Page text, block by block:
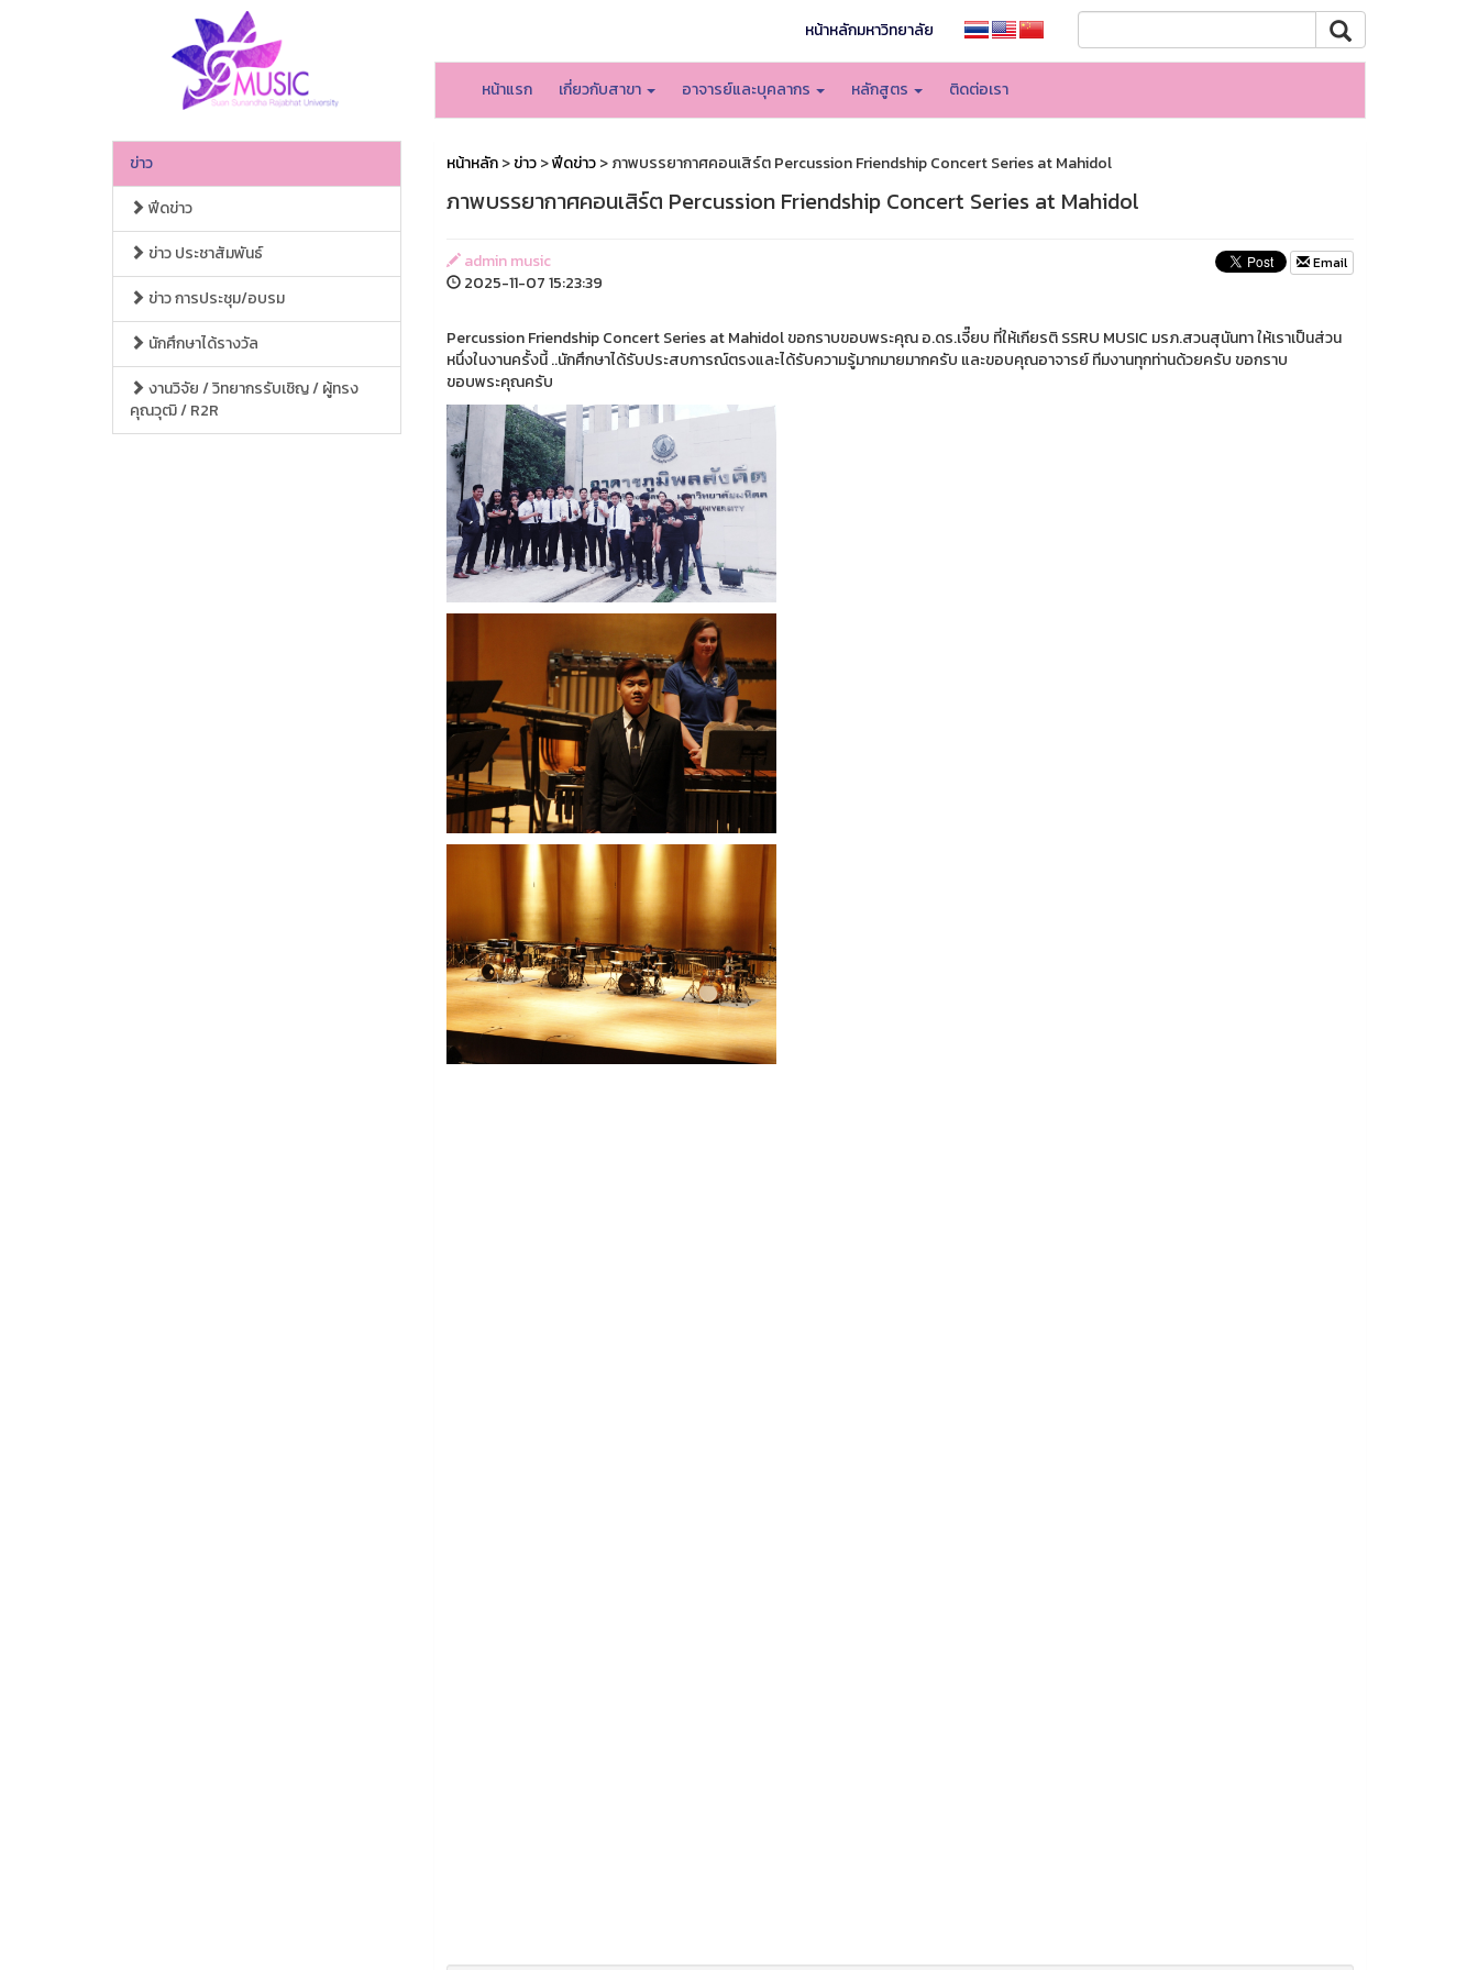
หน้าหลักมหาวิทยาลัย
หน้าแรก เกี่ยวกับสาขา อาจารย์และบุคลากร หลักสูตร ติดต่อเรา
ข่าว
ฟีดข่าว
ข่าว ประชาสัมพันธ์
ข่าว การประชุม/อบรม
นักศึกษาได้รางวัล
งานวิจัย / วิทยากรรับเชิญ / ผู้ทรง
คุณวุฒิ / R2R
หน้าหลัก>ข่าว>ฟีดข่าว> ภาพบรรยากาศคอนเสิร์ต Percussion Friendship Concert Series at Mahidol
ภาพบรรยากาศคอนเสิร์ต Percussion Friendship Concert Series at Mahidol
admin music
2025-11-07 15:23:39
Email
Percussion Friendship Concert Series at Mahidol ขอกราบขอบพระคุณ อ.ดร.เจี๊ยบ ที่ให้เกียรติ SSRU MUSIC มรภ.สวนสุนันทา ให้เราเป็นส่วน
หนึ่งในงานครั้งนี้ ..นักศึกษาได้รับประสบการณ์ตรงและได้รับความรู้มากมายมากครับ และขอบคุณอาจารย์ ทีมงานทุกท่านด้วยครับ ขอกราบ
ขอบพระคุณครับ